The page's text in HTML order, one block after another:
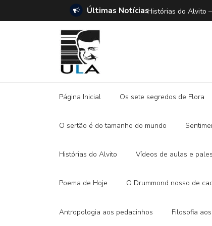
Últimas Notícias
E A DITADURA DIGITAL Histórias do Alvito
Página Inicial Os sete segredos de Flora
O sertão é do tamanho do mundo
Histórias do Alvito Vídeos de aulas e
Poema de Hoje O Drummond nosso de
Antropologia aos pedacinhos Filosofia